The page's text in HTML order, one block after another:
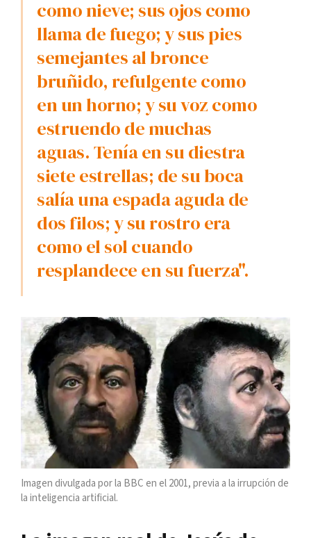
como nieve; sus ojos como
llama de fuego; y sus pies
semejantes al bronce
bruñido, refulgente como
en un horno; y su voz como
estruendo de muchas
aguas. Tenía en su diestra
siete estrellas; de su boca
salía una espada aguda de
dos filos; y su rostro era
como el sol cuando
resplandece en su fuerza".
Imagen divulgada por la BBC en el 2001, previa a la irrupción de
la inteligencia artificial.